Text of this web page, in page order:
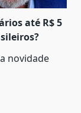
até R$ 5
novidade